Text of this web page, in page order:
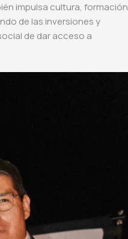
impulsa cultura, formación
de las inversiones y
de dar acceso a